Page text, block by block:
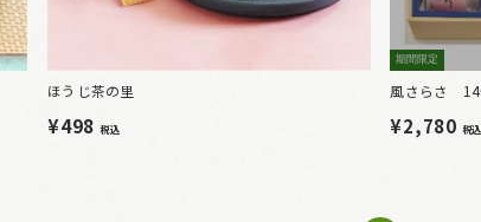
ほうじ茶の里
¥498 税込
期間限定
風さらさ 14
¥2,780 税込